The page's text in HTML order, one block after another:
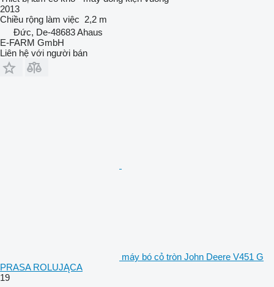
2013
Chiều rộng làm việc 2,2 m
Đức, De-48683 Ahaus
E-FARM GmbH
Liên hệ với người bán
máy bó cỏ tròn John Deere V451 G
PRASA ROLUJĄCA
19